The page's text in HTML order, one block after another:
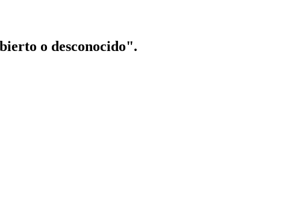
o desconocido".